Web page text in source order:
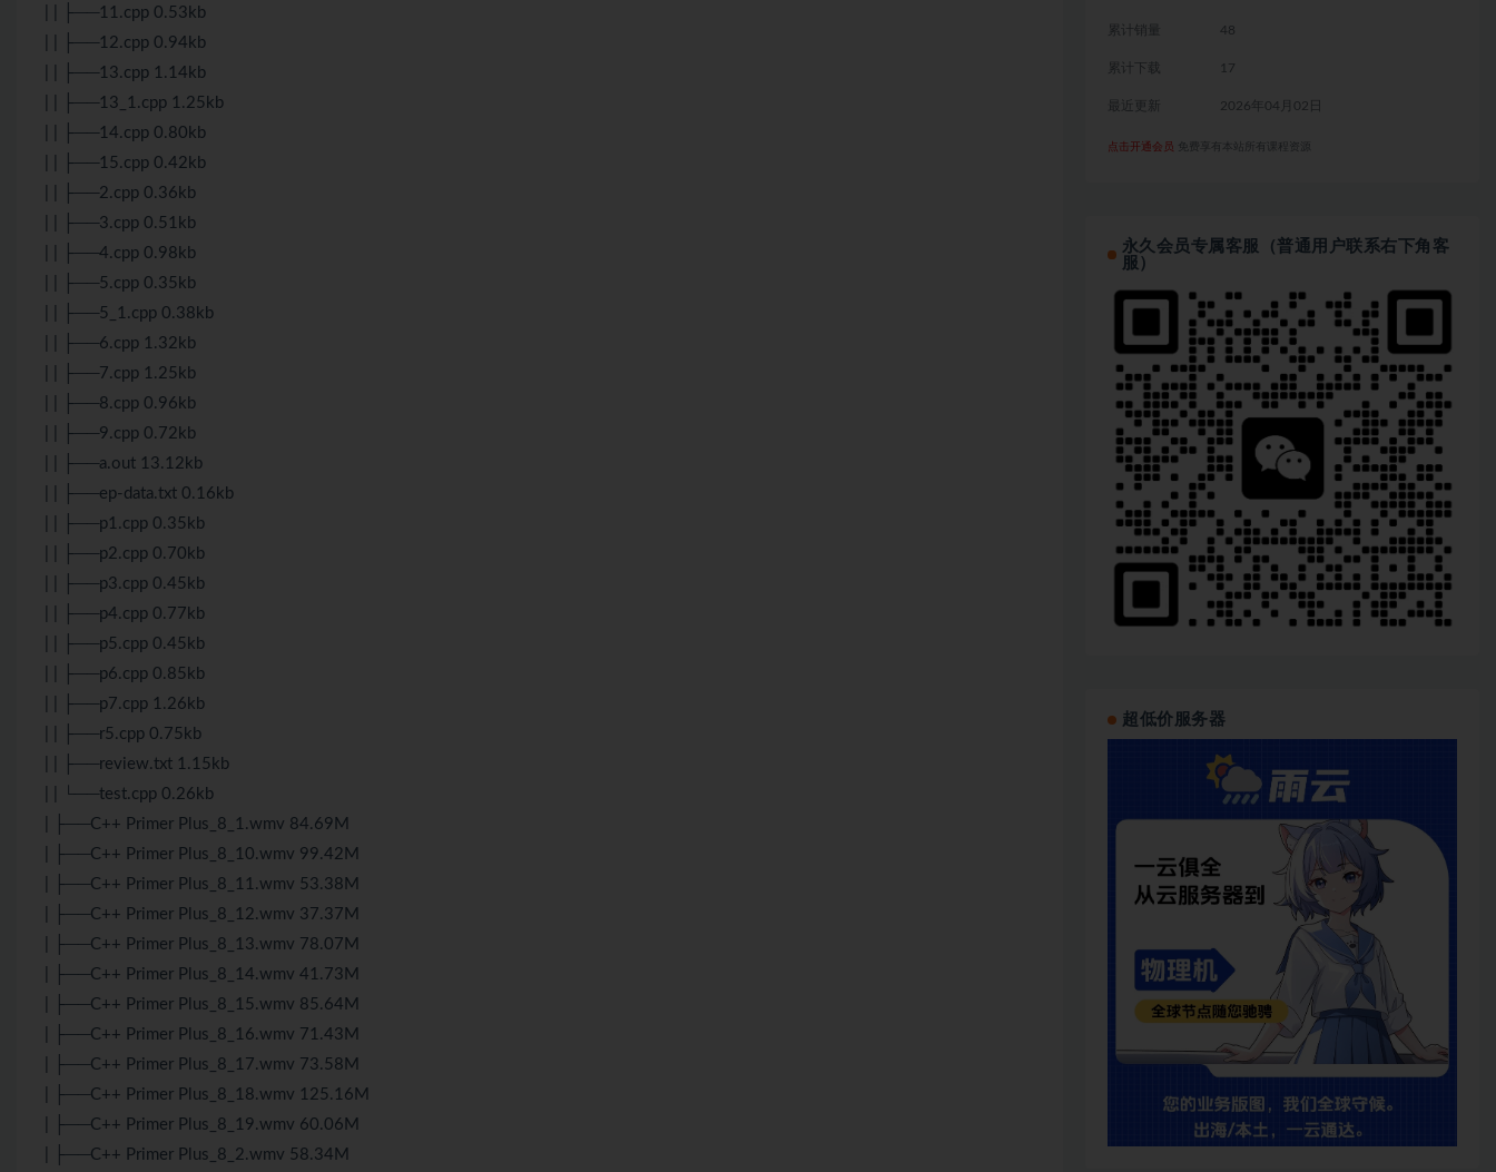
| | ├──11.cpp 0.53kb
| | ├──12.cpp 0.94kb
| | ├──13.cpp 1.14kb
| | ├──13_1.cpp 1.25kb
| | ├──14.cpp 0.80kb
| | ├──15.cpp 0.42kb
| | ├──2.cpp 0.36kb
| | ├──3.cpp 0.51kb
| | ├──4.cpp 0.98kb
| | ├──5.cpp 0.35kb
| | ├──5_1.cpp 0.38kb
| | ├──6.cpp 1.32kb
| | ├──7.cpp 1.25kb
| | ├──8.cpp 0.96kb
| | ├──9.cpp 0.72kb
| | ├──a.out 13.12kb
| | ├──ep-data.txt 0.16kb
| | ├──p1.cpp 0.35kb
| | ├──p2.cpp 0.70kb
| | ├──p3.cpp 0.45kb
| | ├──p4.cpp 0.77kb
| | ├──p5.cpp 0.45kb
| | ├──p6.cpp 0.85kb
| | ├──p7.cpp 1.26kb
| | ├──r5.cpp 0.75kb
| | ├──review.txt 1.15kb
| | └──test.cpp 0.26kb
| ├──C++ Primer Plus_8_1.wmv 84.69M
| ├──C++ Primer Plus_8_10.wmv 99.42M
| ├──C++ Primer Plus_8_11.wmv 53.38M
| ├──C++ Primer Plus_8_12.wmv 37.37M
| ├──C++ Primer Plus_8_13.wmv 78.07M
| ├──C++ Primer Plus_8_14.wmv 41.73M
| ├──C++ Primer Plus_8_15.wmv 85.64M
| ├──C++ Primer Plus_8_16.wmv 71.43M
| ├──C++ Primer Plus_8_17.wmv 73.58M
| ├──C++ Primer Plus_8_18.wmv 125.16M
| ├──C++ Primer Plus_8_19.wmv 60.06M
| ├──C++ Primer Plus_8_2.wmv 58.34M
累计销量 48
累计下载 17
最近更新 2026年04月02日
点击开通会员 免费享有本站所有课程资源
永久会员专属客服（普通用户联系右下角客
服）
超低价服务器